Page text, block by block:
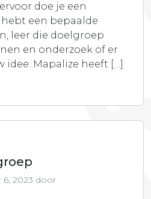
doe je een
een bepaalde
leer die doelgroep
en onderzoek of er
idee. Mapalize heeft […]
2023 door